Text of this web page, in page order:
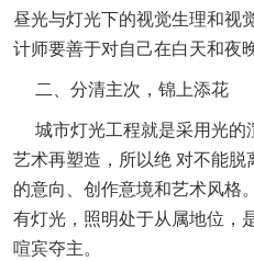
昼光与灯光下的视觉生理和视
计师要善于对自己在白天和
二、分清主次，锦上添花
城市灯光工程就是采用光的
艺术再塑造，所以绝 对不能
的意向、创作意境和艺术风格
有灯光，照明处于从属地位，
喧宾夺主。